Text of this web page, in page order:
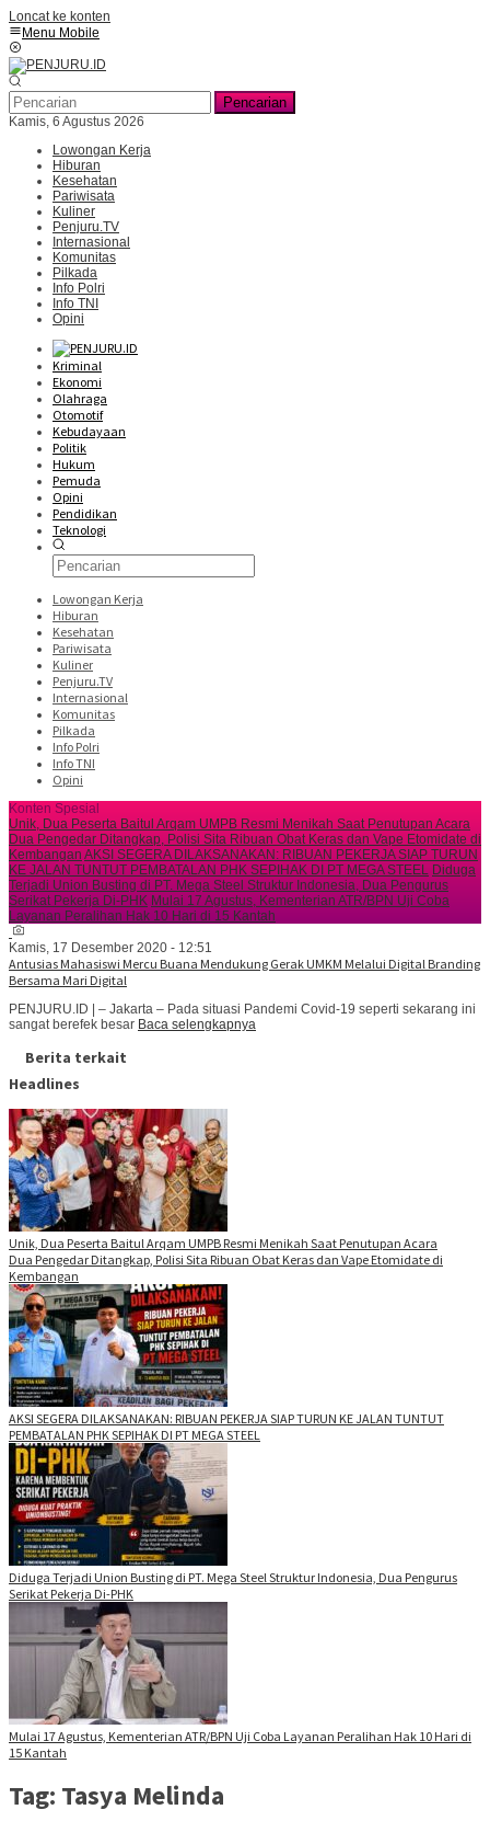
Loncat ke konten
Menu Mobile
Pencarian
Kamis, 6 Agustus 2026
Lowongan Kerja
Hiburan
Kesehatan
Pariwisata
Kuliner
Penjuru.TV
Internasional
Komunitas
Pilkada
Info Polri
Info TNI
Opini
Kriminal
Ekonomi
Olahraga
Otomotif
Kebudayaan
Politik
Hukum
Pemuda
Opini
Pendidikan
Teknologi
Lowongan Kerja
Hiburan
Kesehatan
Pariwisata
Kuliner
Penjuru.TV
Internasional
Komunitas
Pilkada
Info Polri
Info TNI
Opini
Konten Spesial
Unik, Dua Peserta Baitul Arqam UMPB Resmi Menikah Saat Penutupan Acara
Dua Pengedar Ditangkap, Polisi Sita Ribuan Obat Keras dan Vape Etomidate di
Kembangan AKSI SEGERA DILAKSANAKAN: RIBUAN PEKERJA SIAP TURUN
KE JALAN TUNTUT PEMBATALAN PHK SEPIHAK DI PT MEGA STEEL Diduga
Terjadi Union Busting di PT. Mega Steel Struktur Indonesia, Dua Pengurus
Serikat Pekerja Di-PHK Mulai 17 Agustus, Kementerian ATR/BPN Uji Coba
Layanan Peralihan Hak 10 Hari di 15 Kantah
Kamis, 17 Desember 2020 - 12:51
Antusias Mahasiswi Mercu Buana Mendukung Gerak UMKM Melalui Digital Branding
Bersama Mari Digital
PENJURU.ID | – Jakarta – Pada situasi Pandemi Covid-19 seperti sekarang ini
sangat berefek besar Baca selengkapnya
Berita terkait
Headlines
Unik, Dua Peserta Baitul Arqam UMPB Resmi Menikah Saat Penutupan Acara
Dua Pengedar Ditangkap, Polisi Sita Ribuan Obat Keras dan Vape Etomidate di
Kembangan
AKSI SEGERA DILAKSANAKAN: RIBUAN PEKERJA SIAP TURUN KE JALAN TUNTUT
PEMBATALAN PHK SEPIHAK DI PT MEGA STEEL
Diduga Terjadi Union Busting di PT. Mega Steel Struktur Indonesia, Dua Pengurus
Serikat Pekerja Di-PHK
Mulai 17 Agustus, Kementerian ATR/BPN Uji Coba Layanan Peralihan Hak 10 Hari di
15 Kantah
Tag: Tasya Melinda